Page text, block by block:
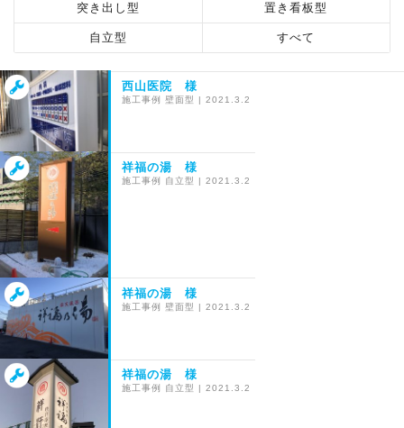
突き出し型 置き看板型
自立型 すべて
西山医院 様
施工事例 壁面型 2021.3.2
祥福の湯 様
施工事例 自立型 2021.3.2
祥福の湯 様
施工事例 壁面型 2021.3.2
祥福の湯 様
施工事例 自立型 2021.3.2